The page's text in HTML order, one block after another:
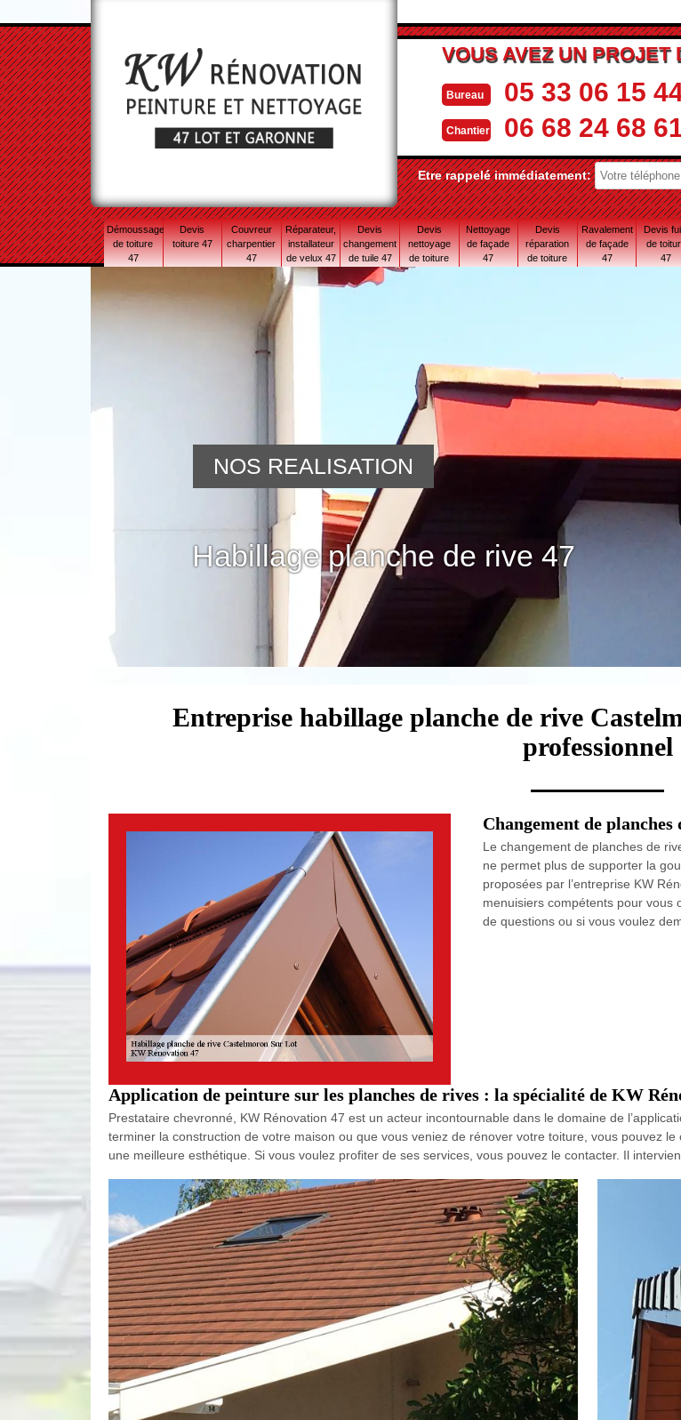
VOUS AVEZ UN PROJET
Bureau 05 33 06 15
Chantier 06 68 24 68
Etre rappelé immédiatement:
Démoussage
de toiture
47
Devis
toiture 47
Couvreur
charpentier
47
Réparateur,
installateur
de velux 47
Devis
changement
de tuile 47
Devis
nettoyage
de toiture
Nettoyage
de façade
47
Devis
réparation
de toiture
Ravalement
de façade
47
Devis
de
47
Habillage planche de rive 47
NOS REALISATION
Entreprise habillage planche de rive
professionnel
Changement de
Le changement de planches de
ne permet plus de supporter la
proposées par l’entreprise KW
menuisiers compétents pour vous
de questions ou si vous voulez
Application de peinture sur les planches de rives : la spécialité de KW
Prestataire chevronné, KW Rénovation 47 est un acteur incontournable dans le domaine de
terminer la construction de votre maison ou que vous veniez de rénover votre toiture, vous pouvez
une meilleure esthétique. Si vous voulez profiter de ses services, vous pouvez le contacter. Il